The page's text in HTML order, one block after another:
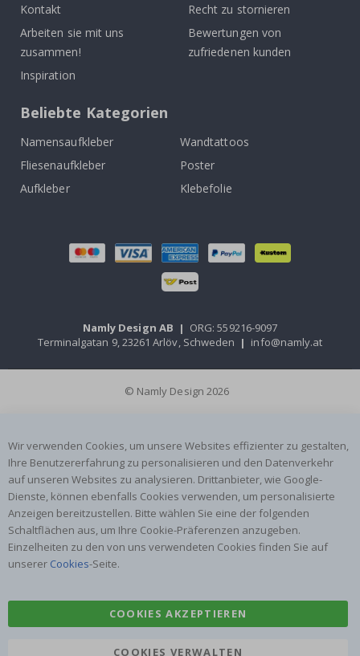
Kontakt
Arbeiten sie mit uns
zusammen!
Inspiration
Recht zu stornieren
Bewertungen von
zufriedenen kunden
Beliebte Kategorien
Namensaufkleber
Wandtattoos
Fliesenaufkleber
Poster
Aufkleber
Klebefolie
Namly Design AB | ORG: 559216-9097
Terminalgatan 9, 23261 Arlöv, Schweden | info@namly.at
© Namly Design 2026
Wir verwenden Cookies, um unsere Websites effizienter zu gestalten,
Ihre Benutzererfahrung zu personalisieren und den Datenverkehr
auf unseren Websites zu analysieren. Drittanbieter, wie Google-
Dienste, können ebenfalls Cookies verwenden, um personalisierte
Anzeigen bereitzustellen. Bitte wählen Sie eine der folgenden
Schaltflächen aus, um Ihre Cookie-Präferenzen anzugeben.
Einzelheiten zu den von uns verwendeten Cookies finden Sie auf
unserer Cookies-Seite.
COOKIES AKZEPTIEREN
COOKIES VERWALTEN